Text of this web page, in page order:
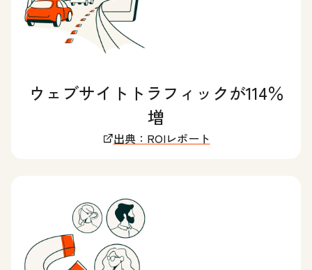
ウェブサイトトラフィックが114％
増
出典：ROIレポート